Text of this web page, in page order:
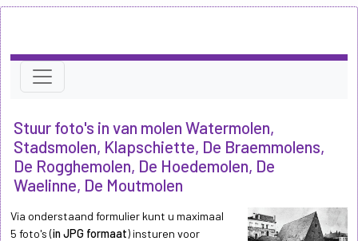
Stuur foto's in van molen Watermolen,
Stadsmolen, Klapschiette, De Braemmolens,
De Rogghemolen, De Hoedemolen, De
Waelinne, De Moutmolen
Via onderstaand formulier kunt u maximaal
5 foto's (in JPG formaat) insturen voor